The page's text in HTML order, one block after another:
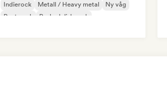
Indierock
Metall / Heavy metal
Ny våg
Post punk
Psykedelisk rock